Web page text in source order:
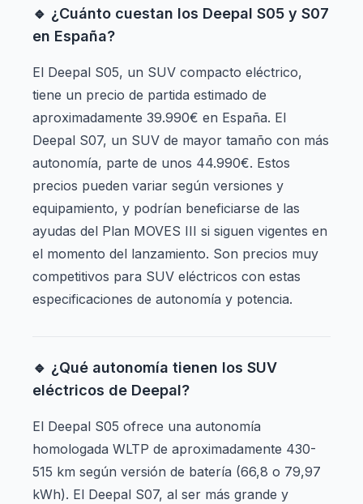
🔹 ¿Cuánto cuestan los Deepal S05 y S07
en España?
El Deepal S05, un SUV compacto eléctrico,
tiene un precio de partida estimado de
aproximadamente 39.990€ en España. El
Deepal S07, un SUV de mayor tamaño con más
autonomía, parte de unos 44.990€. Estos
precios pueden variar según versiones y
equipamiento, y podrían beneficiarse de las
ayudas del Plan MOVES III si siguen vigentes en
el momento del lanzamiento. Son precios muy
competitivos para SUV eléctricos con estas
especificaciones de autonomía y potencia.
🔹 ¿Qué autonomía tienen los SUV
eléctricos de Deepal?
El Deepal S05 ofrece una autonomía
homologada WLTP de aproximadamente 430-
515 km según versión de batería (66,8 o 79,97
kWh). El Deepal S07, al ser más grande y